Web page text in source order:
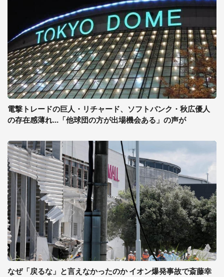
電撃トレードの巨人・リチャード、ソフトバンク・秋広優人
の存在感薄れ...「他球団の方が出場機会ある」の声が
なぜ「戻るな」と言えなかったのか イオン爆発事故で斎藤幸